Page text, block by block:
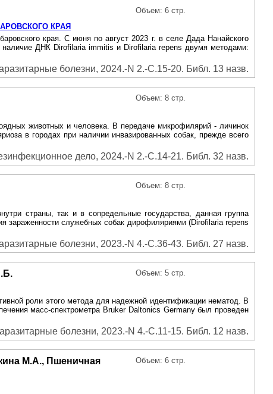
КРАЯ
Объем: 6 стр.
края. С июня по август 2023 г. в селе Дада Нанайского
ДНК Dirofilaria immitis и Dirofilaria repens двумя методами:
болезни, 2024.-N 2.-С.15-20. Библ. 13 назв.
Объем: 8 стр.
животных и человека. B передаче микрофилярий - личинок
в городах при наличии инвазированных собак, прежде всего
дело, 2024.-N 2.-С.14-21. Библ. 32 назв.
Объем: 8 стр.
страны, так и в сопредельные государства, данная группа
зараженности служебных собак дирофиляриями (Dirofilaria repens
болезни, 2023.-N 4.-С.36-43. Библ. 27 назв.
Объем: 5 стр.
роли этого метода для надежной идентификации нематод. B
масс-спектрометра Bruker Daltonics Germany был проведен
болезни, 2023.-N 4.-С.11-15. Библ. 12 назв.
М.А., Пшеничная
Объем: 6 стр.